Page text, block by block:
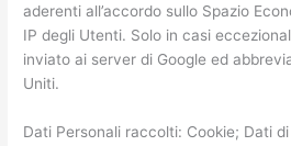
aderenti all’accordo sullo Spazio
IP degli Utenti. Solo in casi
inviato ai server di Google ed
Uniti.
Dati Personali raccolti: Cookie; Dati